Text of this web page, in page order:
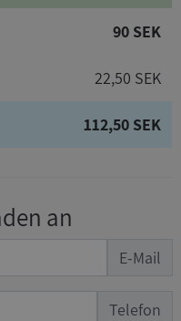
90 SEK
22,50 SEK
112,50 SEK
an
E-Mail
Telefon